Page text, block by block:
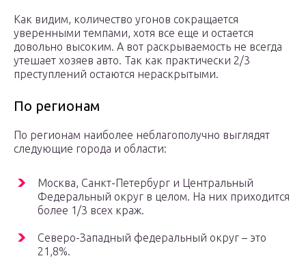
Как видим, количество угонов сокращается
уверенными темпами, хотя все еще и остается
довольно высоким. А вот раскрываемость не всегда
утешает хозяев авто. Так как практически 2/3
преступлений остаются нераскрытыми.
По регионам
По регионам наиболее неблагополучно выглядят
следующие города и области:
Москва, Санкт-Петербург и Центральный
Федеральный округ в целом. На них приходится
более 1/3 всех краж.
Северо-Западный федеральный округ – это
21,8%.